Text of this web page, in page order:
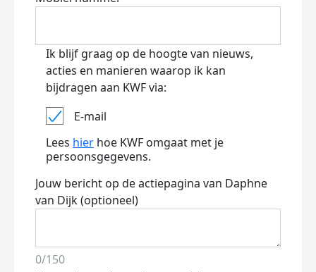
Ik blijf graag op de hoogte van nieuws,
acties en manieren waarop ik kan
bijdragen aan KWF via:
E-mail
Lees hier hoe KWF omgaat met je
persoonsgegevens.
Jouw bericht op de actiepagina van Daphne
van Dijk (optioneel)
0/150